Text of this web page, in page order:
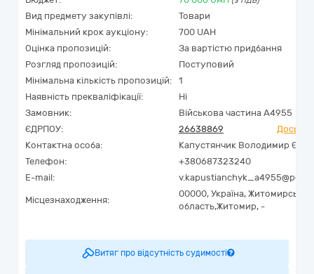
Вид предмету закупівлі:
Товари
Мінімальний крок аукціону:
700 UAH
Оцінка пропозицій:
За вартістю придбання
Розгляд пропозицій:
Поступовий
Мінімальна кількість пропозицій:
1
Наявність прекваліфікації:
Ні
Замовник:
Військова частина А4955
ЄДРПОУ:
26638869
Досьє
Контактна особа:
Капустянчик Володимир
Телефон:
+380687323240
E-mail:
Місцезнаходження:
00000, Україна, Житомирська
область,Житомир, -
Витяг про відсутність судимості